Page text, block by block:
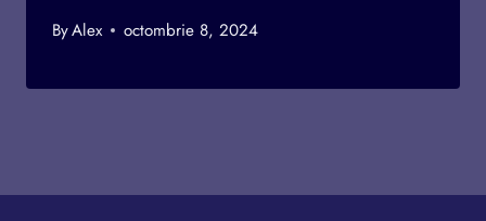
ByAlex octombrie 8, 2024